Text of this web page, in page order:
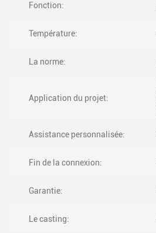
Fonction:
Température:
La norme:
Application du projet:
Assistance personnalisée:
Fin de la connexion:
Garantie:
Le casting: